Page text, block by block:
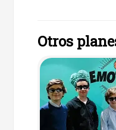
Otros